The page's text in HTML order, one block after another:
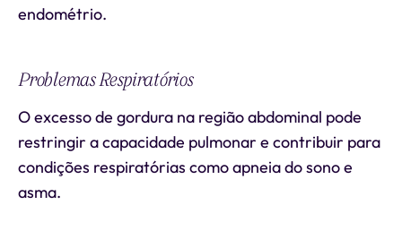
endométrio.
Problemas Respiratórios
O excesso de gordura na região abdominal pode
restringir a capacidade pulmonar e contribuir para
condições respiratórias como apneia do sono e
asma.